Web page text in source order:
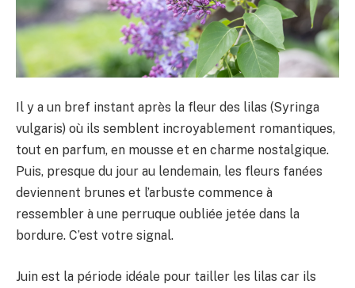
Il y a un bref instant après la fleur des lilas (Syringa
vulgaris) où ils semblent incroyablement romantiques,
tout en parfum, en mousse et en charme nostalgique.
Puis, presque du jour au lendemain, les fleurs fanées
deviennent brunes et l’arbuste commence à
ressembler à une perruque oubliée jetée dans la
bordure. C’est votre signal.
Juin est la période idéale pour tailler les lilas car ils